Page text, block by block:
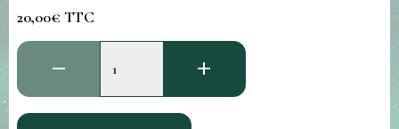
20,00€ TTC